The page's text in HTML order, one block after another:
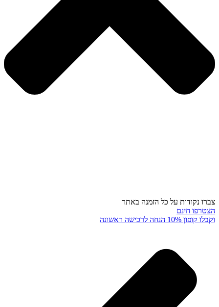
צברו נקודות על כל הזמנה באתר
הצטרפו חינם
וקבלו קופון 10% הנחה לרכישה ראשונה